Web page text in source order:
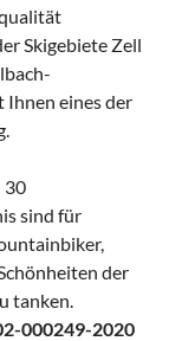
Skigebiete Zell
eines der
30
sind für
der
tanken.
000249-2020